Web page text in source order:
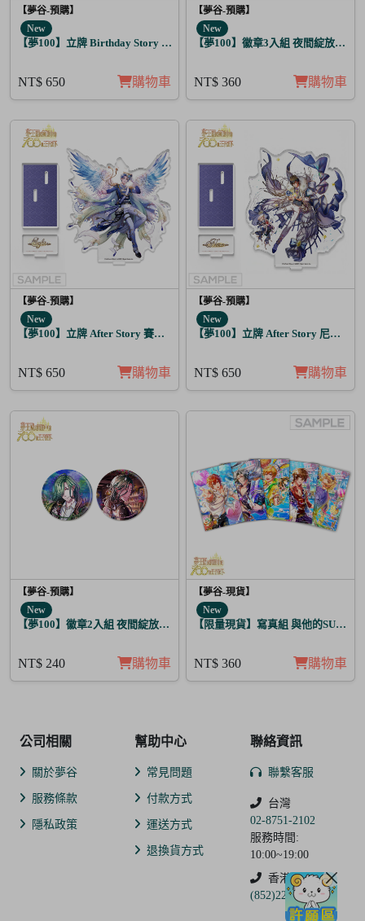
【夢谷-預購】
New
【夢100】立牌 Birthday Story 利德 月覺
NT$ 650 購物車
【夢谷-預購】
New
【夢100】徽章3入組 夜間綻放的花
NT$ 360 購物車
【夢谷-預購】
New
【夢100】立牌 After Story 賽菲爾 日覺
NT$ 650 購物車
【夢谷-預購】
New
【夢100】立牌 After Story 尼洛 日覺
NT$ 650 購物車
【夢谷-預購】
New
【夢100】徽章2入組 夜間綻放的花香調酒 尼潘帝思
NT$ 240 購物車
【夢谷-現貨】
New
【限量現貨】寫真組 與他的
NT$ 360 購物車
公司相關
關於夢谷
服務條款
隱私政策
幫助中心
常見問題
付款方式
運送方式
退換貨方式
聯絡資訊
聯繫客服
台灣
02-8751-2102
服務時間:
10:00~19:00
香港
(852)2250-9311